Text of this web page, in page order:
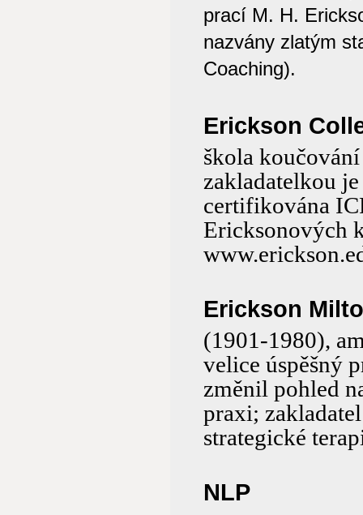
prací M. H.
nazvány zlatým
Coaching).
Erickson
škola
zakladatelkou
certifikována
Ericksonových
Erickson
(1901-1980),
velice úspěšný
změnil pohled
praxi;
strategické
NLP